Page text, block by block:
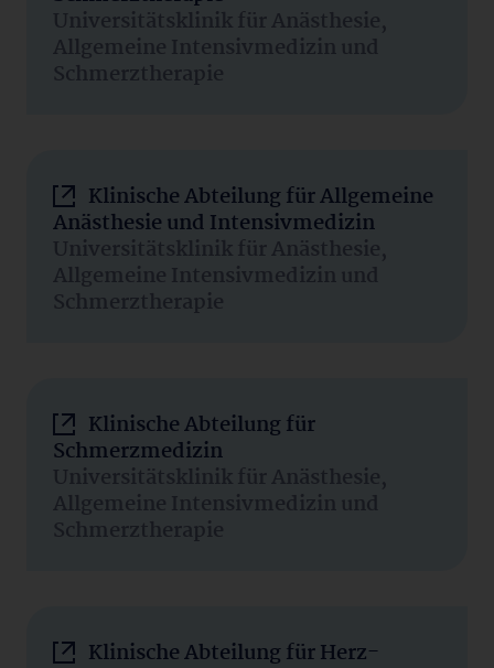
Universitätsklinik für Anästhesie,
Allgemeine Intensivmedizin und
Schmerztherapie
Klinische Abteilung für Allgemeine
Anästhesie und Intensivmedizin
Universitätsklinik für Anästhesie,
Allgemeine Intensivmedizin und
Schmerztherapie
Klinische Abteilung für
Schmerzmedizin
Universitätsklinik für Anästhesie,
Allgemeine Intensivmedizin und
Schmerztherapie
Klinische Abteilung für Herz-